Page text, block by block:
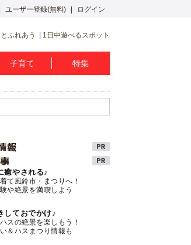
ユーザー登録(無料) ログイン
ふれあう 1日中遊べるスポット
子育て 特集
報
癒やされる♪
て風鈴市・まつりへ！
や絶景を満喫しよう
しておでかけ♪
スの絶景を楽しもう！
＆ハスまつり情報も